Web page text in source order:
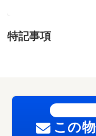
円（税込）、イン
必須 プラザ賃貸保
へ♪ご予約無しの
の物件も窓口一本
ださい♪全物件初
特記事項
この